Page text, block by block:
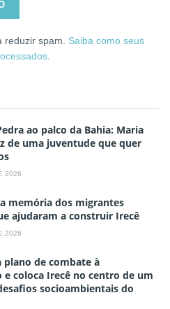
reduzir spam. Saiba como seus
.
ao palco da Bahia: Maria
de uma juventude que quer
2026
memória dos migrantes
ajudaram a construir Irecê
2026
plano de combate à
e coloca Irecê no centro de um
socioambientais do